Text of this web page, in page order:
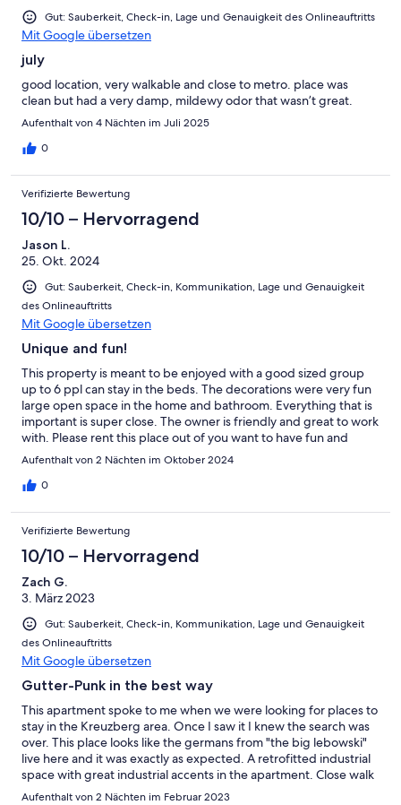
Gut: Sauberkeit, Check-in, Lage und Genauigkeit des Onlineauftritts
Mit Google übersetzen
july
good location, very walkable and close to metro. place was
clean but had a very damp, mildewy odor that wasn’t great.
Aufenthalt von 4 Nächten im Juli 2025
0
Verifizierte Bewertung
10/10 – Hervorragend
Jason L.
25. Okt. 2024
Gut: Sauberkeit, Check-in, Kommunikation, Lage und Genauigkeit
des Onlineauftritts
Mit Google übersetzen
Unique and fun!
This property is meant to be enjoyed with a good sized group
up to 6 ppl can stay in the beds. The decorations were very fun
large open space in the home and bathroom. Everything that is
important is super close. The owner is friendly and great to work
with. Please rent this place out of you want to have fun and
respect this amazing property
Aufenthalt von 2 Nächten im Oktober 2024
0
Verifizierte Bewertung
10/10 – Hervorragend
Zach G.
3. März 2023
Gut: Sauberkeit, Check-in, Kommunikation, Lage und Genauigkeit
des Onlineauftritts
Mit Google übersetzen
Gutter-Punk in the best way
This apartment spoke to me when we were looking for places to
stay in the Kreuzberg area. Once I saw it I knew the search was
over. This place looks like the germans from "the big lebowski"
live here and it was exactly as expected. A retrofitted industrial
space with great industrial accents in the apartment. Close walk
to all of the great attractions in Berlin with only a few of them
Aufenthalt von 2 Nächten im Februar 2023